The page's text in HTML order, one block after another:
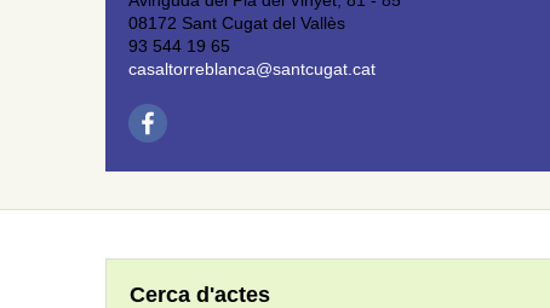
08172 Sant Cugat del Vallès
93 544 19 65
casaltorreblanca@santcugat.cat
Cerca d'actes